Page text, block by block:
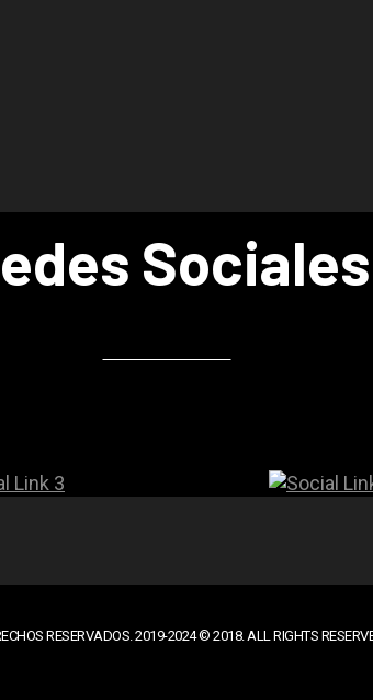
Sociales
RESERVADOS. 2019-2024 © 2018. ALL RIGHTS